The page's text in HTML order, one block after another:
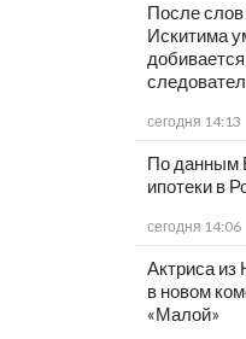
После
Искитима
сегодня 14:13
По данным
ипотеки в
сегодня 14:06
Актриса из
в новом
«Малой»